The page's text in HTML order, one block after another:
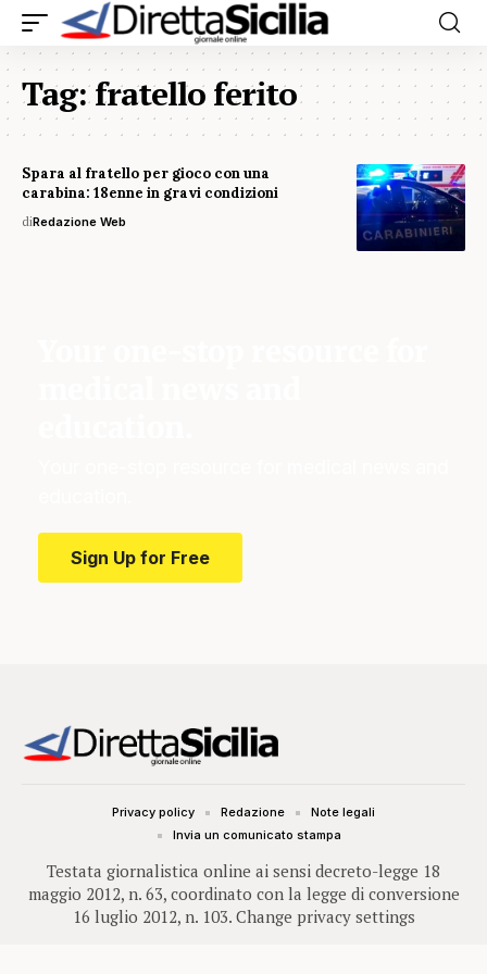
Tag:fratello ferito
Spara al fratello per gioco con una
carabina: 18enne in gravi condizioni
diRedazione Web
Sign Up for Free
Testata giornalistica online ai sensi decreto-legge 18
maggio 2012, n. 63, coordinato con la legge di conversione
16 luglio 2012, n. 103. Change privacy settings
Privacy policy Redazione
Note legali
Invia un comunicato stampa